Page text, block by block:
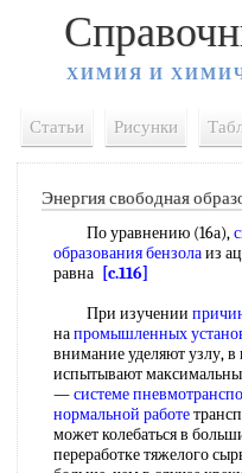
ХИМИЯ И
Статьи Рисунки
Энергия свободная
По уравнению (16а),
образования бензолаиз
равна [c.116]
При изучении
напромышленных
внимание уделяют узлу,
испытывают
—системе
нормальной работе
может колебаться в
переработке тяжелого